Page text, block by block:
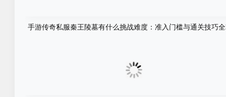
手游传奇私服秦王陵墓有什么挑战难度：准入门槛与通关技巧